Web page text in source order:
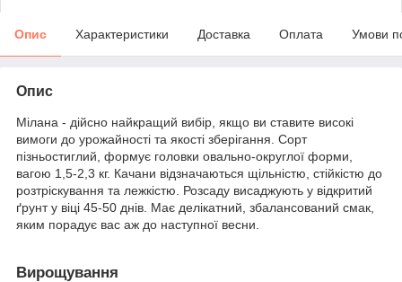
Опис Характеристики Доставка Оплата Умови
Опис
Мілана - дійсно найкращий вибір, якщо ви ставите високі
вимоги до урожайності та якості зберігання. Сорт
пізньостиглий, формує головки овально-округлої форми,
вагою 1,5-2,3 кг. Качани відзначаються щільністю, стійкістю до
розтріскування та лежкістю. Розсаду висаджують у відкритий
ґрунт у віці 45-50 днів. Має делікатний, збалансований смак,
яким порадує вас аж до наступної весни.
Вирощування